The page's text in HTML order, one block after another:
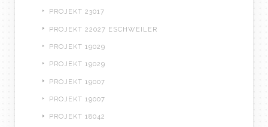
PROJEKT 23017
PROJEKT 22027 ESCHWEILER
PROJEKT 19029
PROJEKT 19029
PROJEKT 19007
PROJEKT 19007
PROJEKT 18042